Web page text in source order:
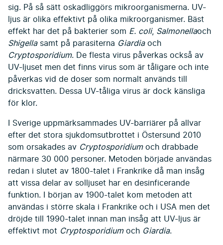
sig. På så sätt oskadliggörs mikroorganismerna. UV-
ljus är olika effektivt på olika mikroorganismer. Bäst
effekt har det på bakterier som E. coli, Salmonellaoch
Shigellasamt på parasiterna Giardiaoch
Cryptosporidium. De flesta virus påverkas också av
UV-ljuset men det finns virus som är tåligare och inte
påverkas vid de doser som normalt används till
dricksvatten. Dessa UV-tåliga virus är dock känsliga
för klor.
I Sverige uppmärksammades UV-barriärer på allvar
efter det stora sjukdomsutbrottet i Östersund 2010
som orsakades av Cryptosporidiumoch drabbade
närmare 30 000 personer. Metoden började användas
redan i slutet av 1800-talet i Frankrike då man insåg
att vissa delar av solljuset har en desinficerande
funktion. I början av 1900-talet kom metoden att
användas i större skala i Frankrike och i USA men det
dröjde till 1990-talet innan man insåg att UV-ljus är
effektivt mot Cryptosporidiumoch Giardia.